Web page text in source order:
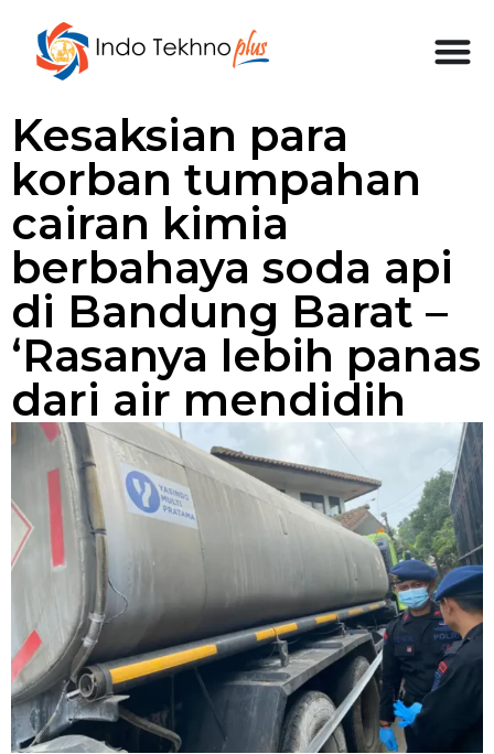
Kesaksian para
korban tumpahan
cairan kimia
berbahaya soda api
di Bandung Barat –
‘Rasanya lebih panas
dari air mendidih